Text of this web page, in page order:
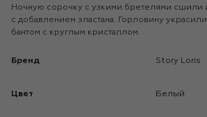
Ночную сорочку с узкими бретелями сшили
с добавлением эластана. Горловину
бантом с круглым кристаллом.
Бренд Story Loris
Цвет Белый